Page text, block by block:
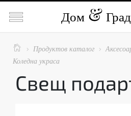
 Дом
  Продуктов каталог 
Коледна украса
Свещ